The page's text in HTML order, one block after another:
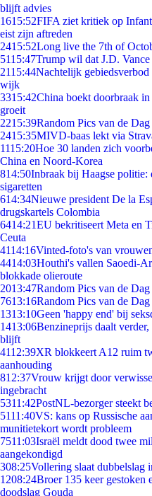
blijft advies
1615:52FIFA ziet kritiek op
eist zijn aftreden
2415:52Long live the 7th of
5115:47Trump wil dat J.D.
2115:44Nachtelijk
wijk
3315:42China boekt doorbraak
groeit
2215:39Random Pics van de Dag
2415:35MIVD-baas lekt via
1115:20Hoe 30 landen zich
China en Noord-Korea
814:50Inbraak bij Haagse politie:
sigaretten
614:34Nieuwe president De la
drugskartels Colombia
6414:21EU bekritiseert Meta en
Ceuta
4114:16Vinted-foto's van
4414:03Houthi's vallen Saoedi-
blokkade olieroute
2013:47Random Pics van de
7613:16Random Pics van de
1313:10Geen 'happy end' bij
1413:06Benzineprijs daalt
blijft
4112:39XR blokkeert A12 ruim
aanhouding
812:37Vrouw krijgt door
ingebracht
5311:42PostNL-bezorger steekt
5111:40VS: kans op Russische
munitietekort wordt probleem
7511:03Israël meldt dood twee
aangekondigd
308:25Vollering slaat dubbelslag
1208:24Broer 135 keer gestoken
doodslag Gouda